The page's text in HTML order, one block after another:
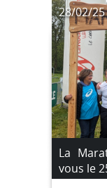
28/02/25
La
vous le